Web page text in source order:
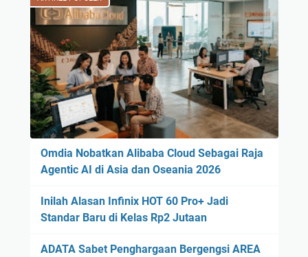
Omdia Nobatkan Alibaba Cloud Sebagai Raja
Agentic AI di Asia dan Oseania 2026
Inilah Alasan Infinix HOT 60 Pro+ Jadi
Standar Baru di Kelas Rp2 Jutaan
ADATA Sabet Penghargaan Bergengsi AREA